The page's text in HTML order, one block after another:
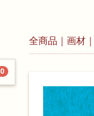
0
全商品 画材